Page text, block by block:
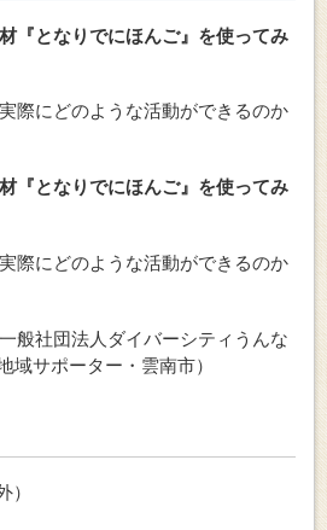
『となりでにほんご』を使ってみ
際にどのような活動ができるのか
『となりでにほんご』を使ってみ
際にどのような活動ができるのか
般社団法人ダイバーシティうんな
域サポーター・雲南市）